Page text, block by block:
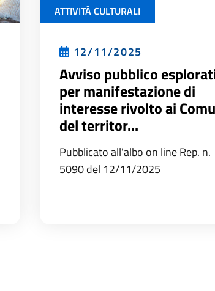
ATTIVITÀ CULTURALI
12/11/2025
Avviso pubblico
per manifestazione di
interesse rivolto ai
del territor...
Pubblicato all'albo on line Rep. n.
5090 del 12/11/2025